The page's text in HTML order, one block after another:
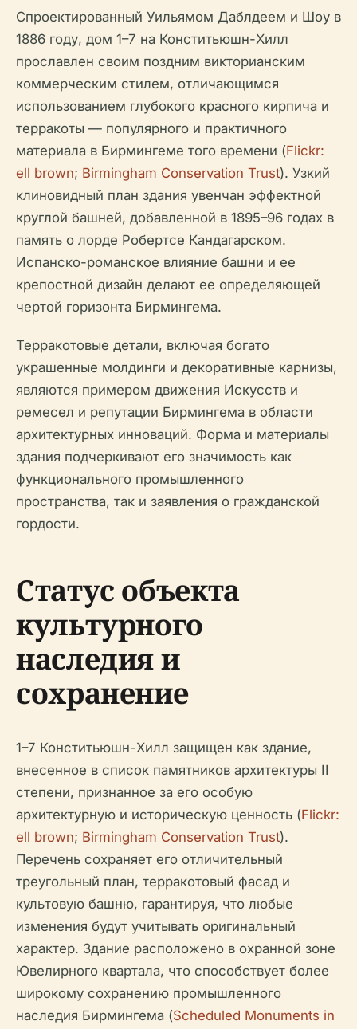
Спроектированный Уильямом Даблдеем и Шоу в
1886 году, дом 1–7 на Конститьюшн-Хилл
прославлен своим поздним викторианским
коммерческим стилем, отличающимся
использованием глубокого красного кирпича и
терракоты — популярного и практичного
материала в Бирмингеме того времени (Flickr:
ell brown; Birmingham Conservation Trust). Узкий
клиновидный план здания увенчан эффектной
круглой башней, добавленной в 1895–96 годах в
память о лорде Робертсе Кандагарском.
Испанско-романское влияние башни и ее
крепостной дизайн делают ее определяющей
чертой горизонта Бирмингема.
Терракотовые детали, включая богато
украшенные молдинги и декоративные карнизы,
являются примером движения Искусств и
ремесел и репутации Бирмингема в области
архитектурных инноваций. Форма и материалы
здания подчеркивают его значимость как
функционального промышленного
пространства, так и заявления о гражданской
гордости.
Статус объекта
культурного
наследия и
сохранение
1–7 Конститьюшн-Хилл защищен как здание,
внесенное в список памятников архитектуры II
степени, признанное за его особую
архитектурную и историческую ценность (Flickr:
ell brown; Birmingham Conservation Trust).
Перечень сохраняет его отличительный
треугольный план, терракотовый фасад и
культовую башню, гарантируя, что любые
изменения будут учитывать оригинальный
характер. Здание расположено в охранной зоне
Ювелирного квартала, что способствует более
широкому сохранению промышленного
наследия Бирмингема (Scheduled Monuments in